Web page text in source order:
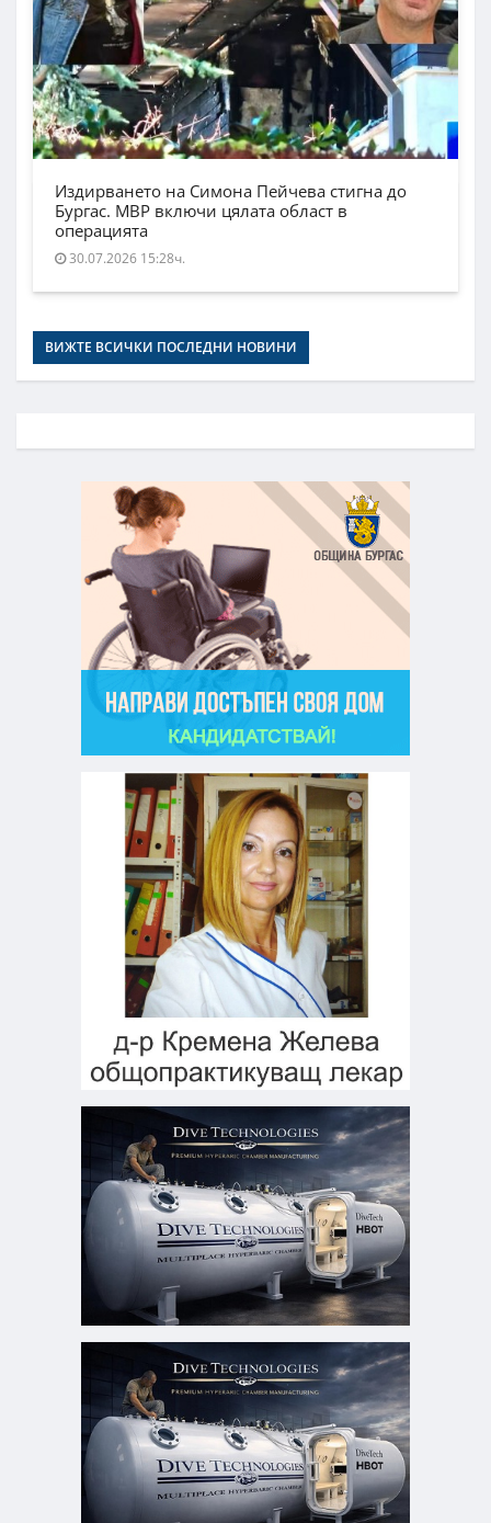
Издирването на Симона Пейчева стигна до
Бургас. МВР включи цялата област в
операцията
30.07.2026 15:28ч.
ВИЖТЕ ВСИЧКИ ПОСЛЕДНИ НОВИНИ